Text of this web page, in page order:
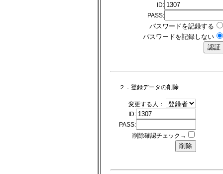
ID:
PASS:
パスワードを記録する
パスワードを記録しない
２．登録データの削除
変更する人：
ID:
PASS:
削除確認チェック→